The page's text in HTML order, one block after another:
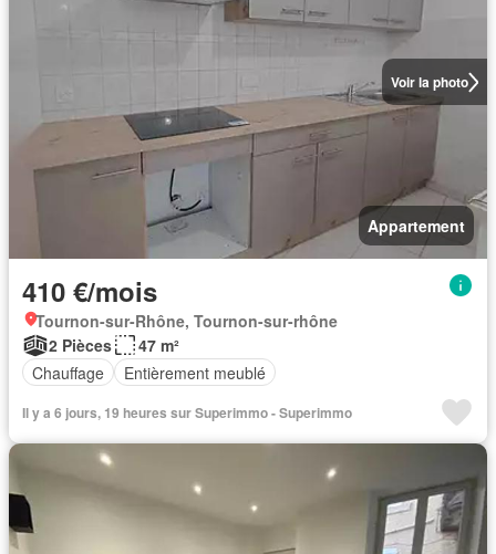
Voir la photo
Appartement
410 €/mois
Tournon-sur-Rhône, Tournon-sur-rhône
2 Pièces
47 m²
Chauffage
Entièrement meublé
Il y a 6 jours, 19 heures sur Superimmo - Superimmo